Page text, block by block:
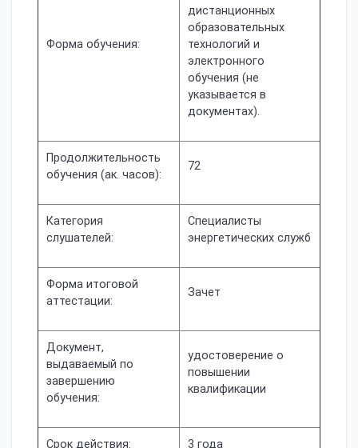
Форма обучения:
дистанционных
образовательных
технологий и
электронного
обучения (не
указывается в
документах).
Продолжительность
обучения (ак. часов):
72
Категория
слушателей:
Специалисты
энергетических служб
Форма итоговой
аттестации:
Зачет
Документ,
выдаваемый по
завершению
обучения:
удостоверение о
повышении
квалификации
Срок действия: 3 года